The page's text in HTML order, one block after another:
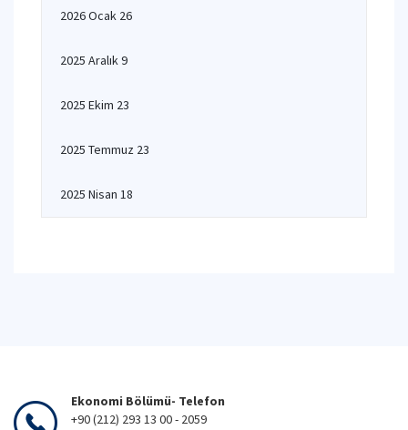
2026 Ocak 26
2025 Aralık 9
2025 Ekim 23
2025 Temmuz 23
2025 Nisan 18
Ekonomi Bölümü- Telefon
+90 (212) 293 13 00 - 2059